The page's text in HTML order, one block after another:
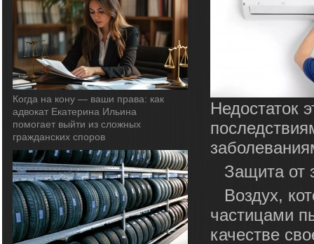
Когда на кону — ваши права: как
адвокат Екатерина Ильина
помогает выйти из сложных
гражданских споров
Недостаток
Защита от
Воздух,
частицами
качестве